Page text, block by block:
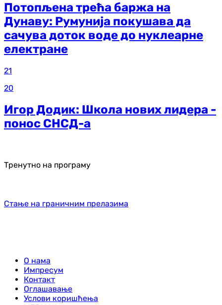
Потопљена трећа баржа на
Дунаву: Румунија покушава да
сачува доток воде до нуклеарне
електране
21
20
Игор Додик: Школа нових лидера -
понос СНСД-а
Тренутно на програму
Стање на граничним прелазима
О нама
Импресум
Контакт
Оглашавање
Услови коришћења